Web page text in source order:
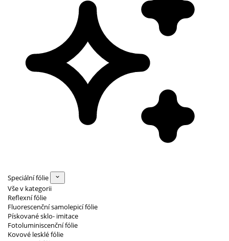
Speciální fólie
Vše v kategorii
Reflexní fólie
Fluorescenční samolepicí fólie
Pískované sklo- imitace
Fotoluminiscenční fólie
Kovové lesklé fólie